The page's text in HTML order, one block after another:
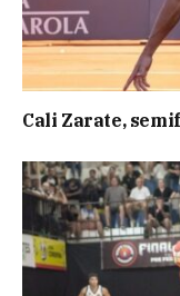
Cali Zarate,